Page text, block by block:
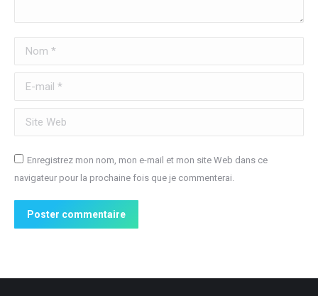
Nom *
E-mail *
Site Web
Enregistrez mon nom, mon e-mail et mon site Web dans ce
navigateur pour la prochaine fois que je commenterai.
Poster commentaire